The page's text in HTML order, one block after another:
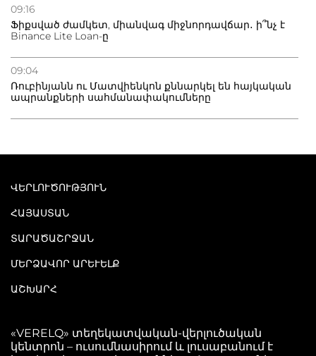
09:16
Ֆիքսված ժամկետ, միանվագ միջնորդավճար․ ի՞նչ է
Binance Lite Loan-ը
09:04
Ռուբինյանն ու Մատվիենկոն քննարկել են հայկական
ապրանքների սահմանափակումները
ՎԵՐԼՈՒԾՈՒԹՅՈՒՆ
ՀԱՅԱՍՏԱՆ
ՏԱՐԱԾԱՇՐՋԱՆ
ՄԵՐՁԱՎՈՐ ԱՐԵՒԵԼՔ
ԱՇԽԱՐՀ
«VERELQ» տեղեկատվական-վերլուծական
կենտրոն – ուսումնասիրում և լուսաբանում է